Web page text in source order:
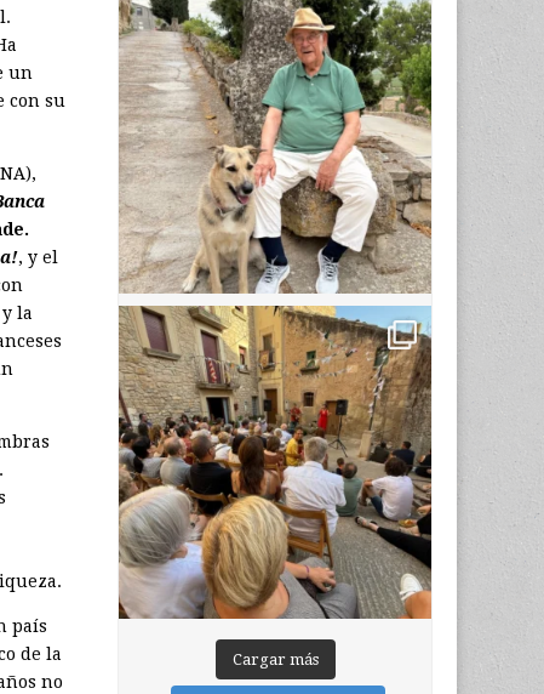
un
con su
, y el
la
país
de la
no
Cargar más